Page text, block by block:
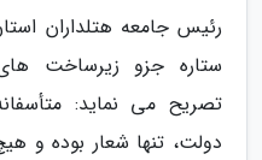
رئیس جامعه هتلداران
ستاره جزو زیرساخت
تصریح می نماید:
دولت، تنها شعار بوده و